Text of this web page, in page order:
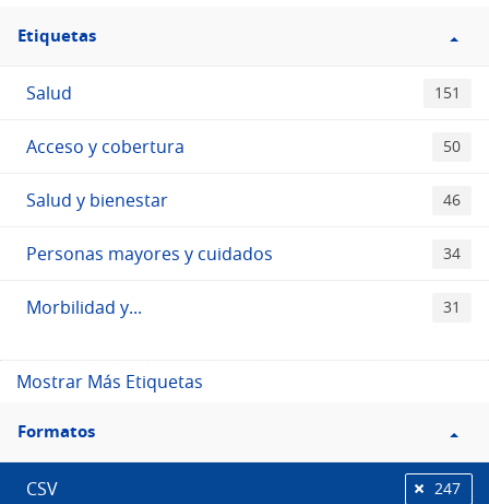
Filtro
Etiquetas
Etiquetas
Salud 151
Acceso y cobertura 50
Salud y bienestar 46
Personas mayores y cuidados 34
Morbilidad y... 31
Mostrar Más Etiquetas
Filtro
Formatos
Formatos
CSV 247